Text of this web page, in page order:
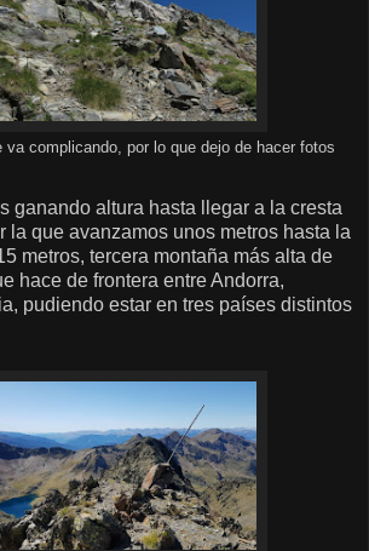
va complicando, por lo que dejo de hacer fotos
ganando altura hasta llegar a la cresta
la que avanzamos unos metros hasta la
metros, tercera montaña más alta de
hace de frontera entre Andorra,
pudiendo estar en tres países distintos